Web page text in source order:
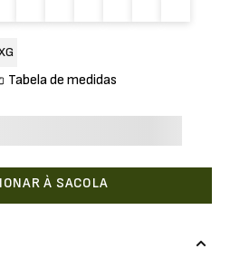
Tabela de medidas
À SACOLA